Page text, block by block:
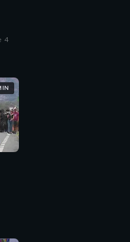
Pacciani era
al mostro di
4